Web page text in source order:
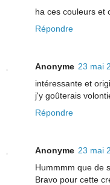
ha ces couleurs et
Répondre
Anonyme 23 mai
intéressante et
j'y goûterais
Répondre
Anonyme 23 mai
Hummmm que de
Bravo pour cette